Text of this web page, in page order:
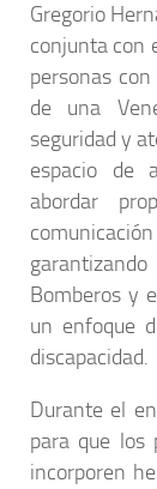
Gregorio
conjunta con
personas con
de una
seguridad y
espacio de
abordar
Bomberos y
un enfoque
discapacidad.
Durante el
para que los
incorporen